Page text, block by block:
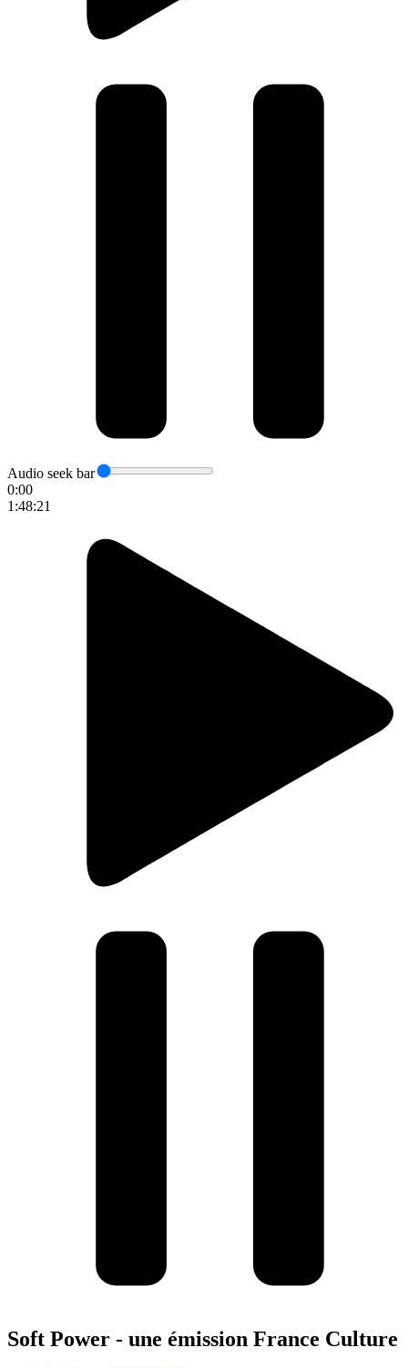
Audio seek bar
0:00
1:48:21
Soft Power - une émission France Culture